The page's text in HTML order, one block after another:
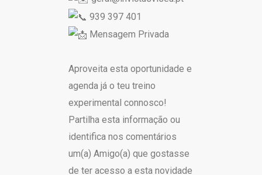
939 397 401
Mensagem Privada
Aproveita esta oportunidade e
agenda já o teu treino
experimental connosco!
Partilha esta informação ou
identifica nos comentários
um(a) Amigo(a) que gostasse
de ter acesso a esta novidade